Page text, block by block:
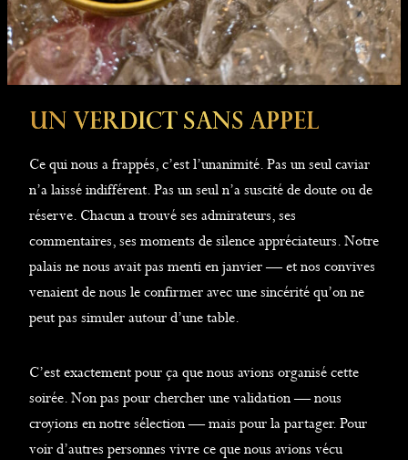
Un Verdict Sans Appel
Ce qui nous a frappés, c’est l’unanimité. Pas un seul caviar
n’a laissé indifférent. Pas un seul n’a suscité de doute ou de
réserve. Chacun a trouvé ses admirateurs, ses
commentaires, ses moments de silence appréciateurs. Notre
palais ne nous avait pas menti en janvier — et nos convives
venaient de nous le confirmer avec une sincérité qu’on ne
peut pas simuler autour d’une table.
C’est exactement pour ça que nous avions organisé cette
soirée. Non pas pour chercher une validation — nous
croyions en notre sélection — mais pour la partager. Pour
voir d’autres personnes vivre ce que nous avions vécu